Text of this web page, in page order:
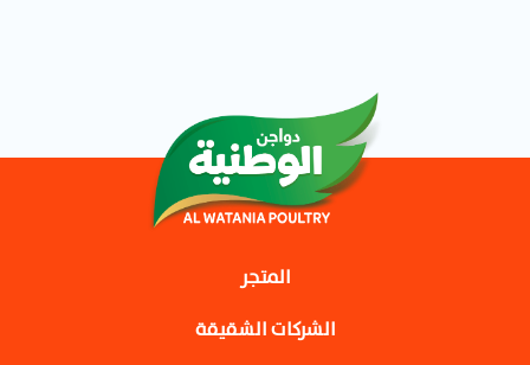
المتجر
الشركات الشقيقة